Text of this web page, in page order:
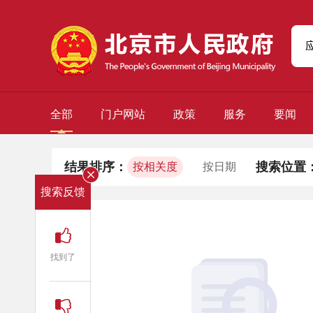
全部 门户网站 政策 服务 要闻
结果排序： 按相关度 按日期 搜索位置
搜索反馈
找到了